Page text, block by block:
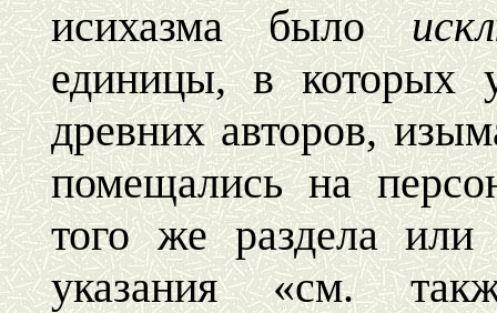
исихазма было
единицы, в которых
древних авторов,
помещались на
того же раздела
указания «см.